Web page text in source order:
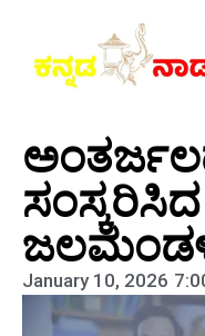
ಜಲಮಂಡಳಿ
January 10, 2026